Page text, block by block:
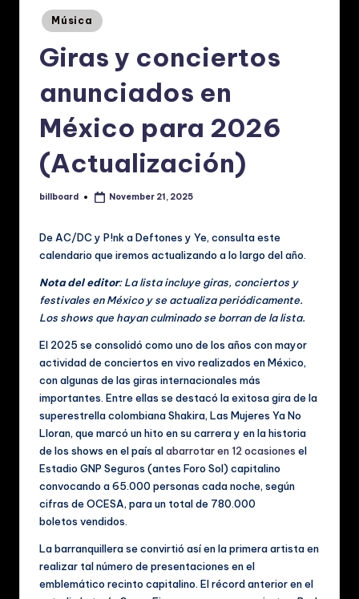
Posted
in
Música
Giras y conciertos
anunciados en
México para 2026
(Actualización)
Posted
billboard November 21, 2025
De AC/DC y P!nk a Deftones y Ye, consulta este
calendario que iremos actualizando a lo largo del año.
Nota del editor: La lista incluye giras, conciertos y
festivales en México y se actualiza periódicamente.
Los shows que hayan culminado se borran de la lista.
El 2025 se consolidó como uno de los años con mayor
actividad de conciertos en vivo realizados en México,
con algunas de las giras internacionales más
importantes. Entre ellas se destacó la exitosa gira de la
superestrella colombiana Shakira, Las Mujeres Ya No
Lloran, que marcó un hito en su carrera y en la historia
de los shows en el país alabarrotar en 12 ocasiones el
Estadio GNP Seguros (antes Foro Sol) capitalino
convocando a 65.000 personas cada noche, según
cifras de OCESA, para un total de 780.000
boletos vendidos.
La barranquillera se convirtió así en la primera artista en
realizar tal número de presentaciones en el
emblemático recinto capitalino. El récord anterior en el